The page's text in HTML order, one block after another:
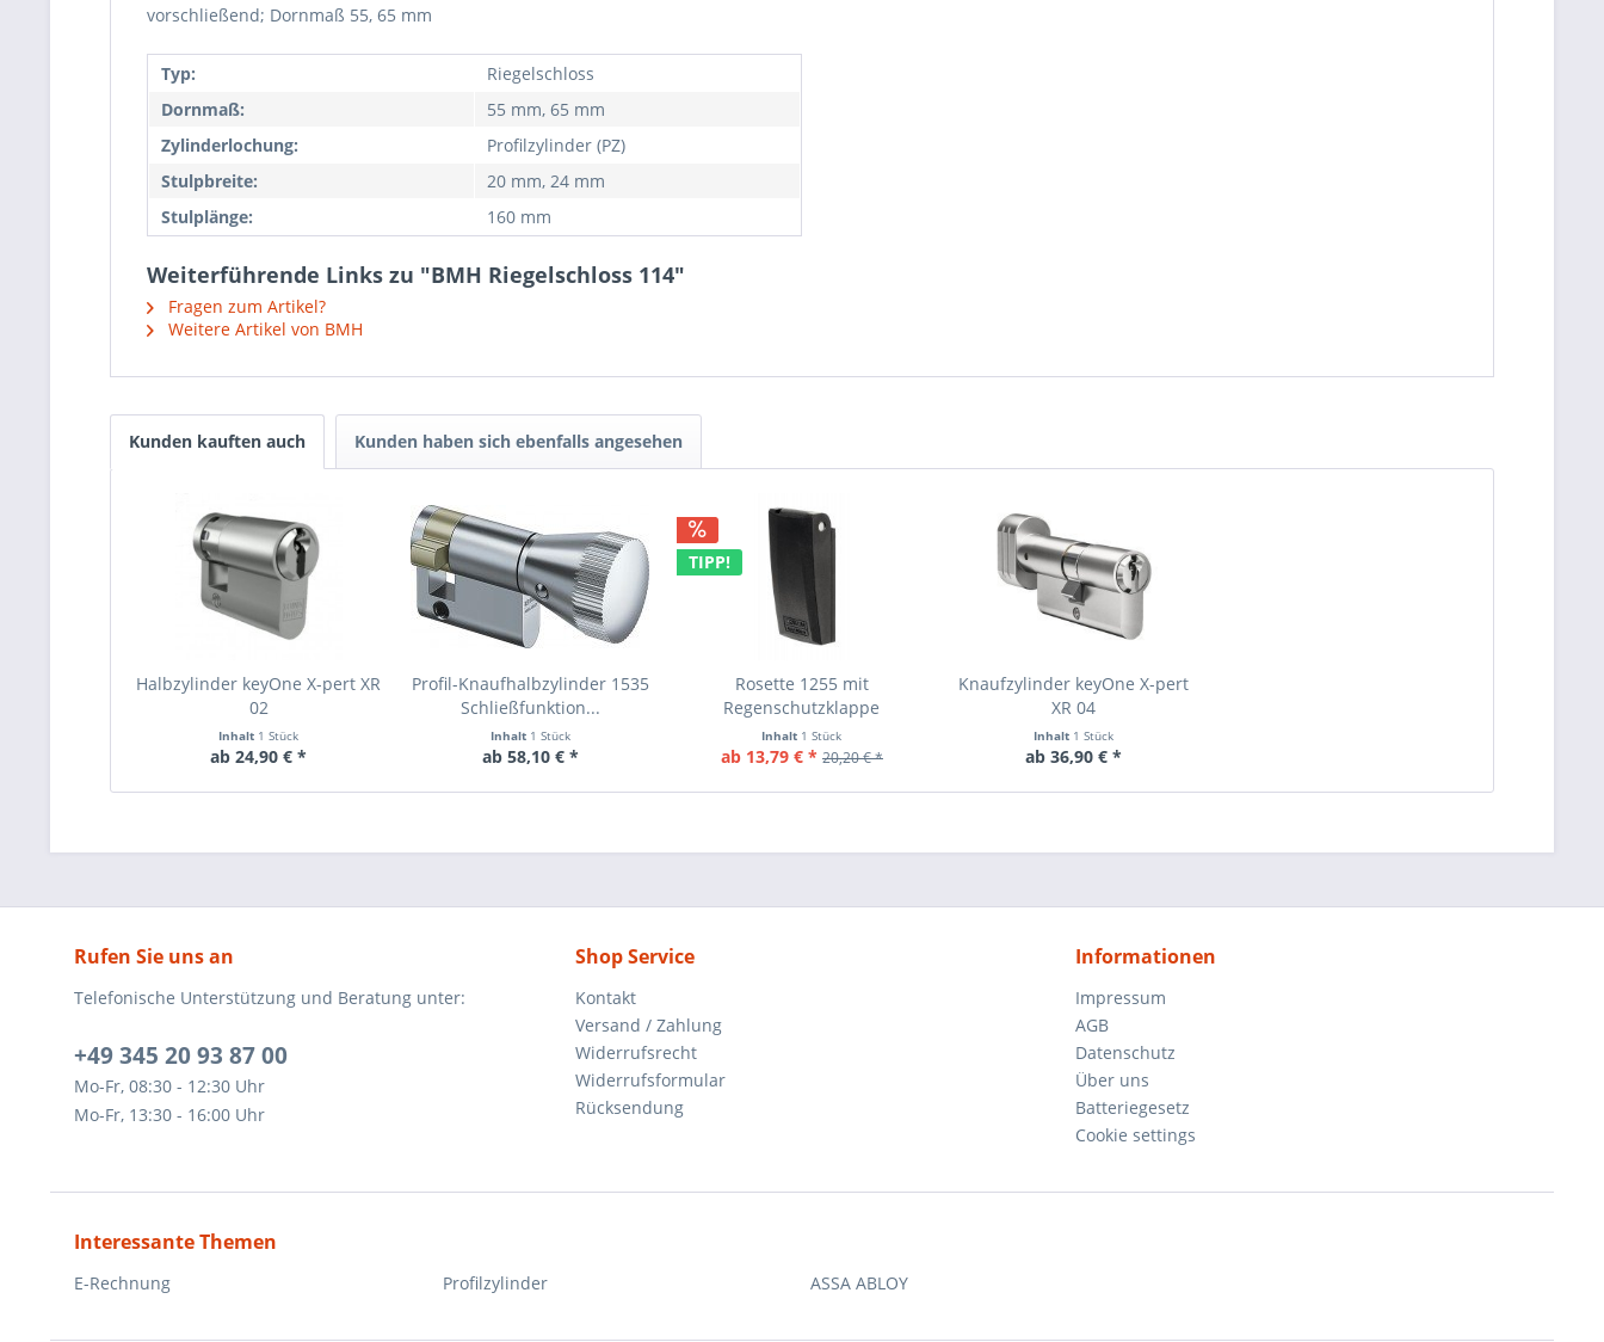
vorschließend; Dornmaß 55, 65 mm
Typ:
Riegelschloss
Dornmaß:
55 mm, 65 mm
Zylinderlochung:
Profilzylinder (PZ)
Stulpbreite:
20 mm, 24 mm
Stulplänge:
160 mm
Weiterführende Links zu "BMH Riegelschloss 114"
Fragen zum Artikel?
Weitere Artikel von BMH
Kunden kauften auch Kunden haben sich ebenfalls angesehen
Halbzylinder keyOne X-pert XR
02
Inhalt 1 Stück
ab 24,90 € *
Profil-Knaufhalbzylinder 1535
Schließfunktion...
Inhalt 1 Stück
ab 58,10 € *
TIPP!
Rosette 1255 mit
Regenschutzklappe
Inhalt 1 Stück
ab 13,79 € * 20,20 € *
Knaufzylinder keyOne X-pert
XR 04
Inhalt 1 Stück
ab 36,90 € *
Rufen Sie uns an
Telefonische Unterstützung und Beratung unter:
+49 345 20 93 87 00
Mo-Fr, 08:30 - 12:30 Uhr
Mo-Fr, 13:30 - 16:00 Uhr
Shop Service
Kontakt
Versand / Zahlung
Widerrufsrecht
Widerrufsformular
Rücksendung
Informationen
Impressum
AGB
Datenschutz
Über uns
Batteriegesetz
Cookie settings
Interessante Themen
E-Rechnung Profilzylinder ASSA ABLOY